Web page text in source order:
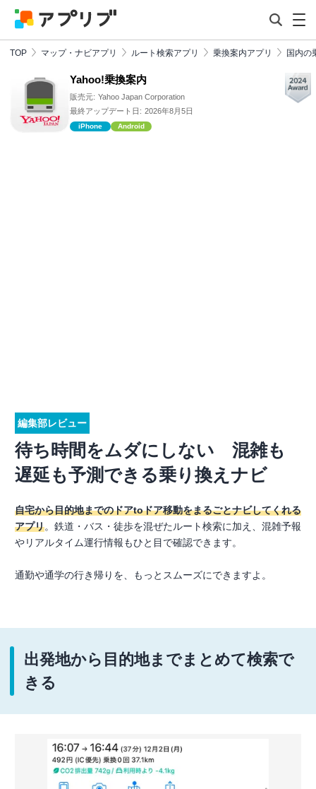
TOP マップ・ナビアプリ ルート検索アプリ 乗換案内アプリ 国内の
Yahoo!乗換案内
販売元: Yahoo Japan Corporation
最終アップデート日: 2026年8月5日
iPhone Android
編集部レビュー
待ち時間をムダにしない 混雑も
遅延も予測できる乗り換えナビ
自宅から目的地までのドアtoドア移動をまるごとナビしてくれる
アプリ。鉄道・バス・徒歩を混ぜたルート検索に加え、混雑予報
やリアルタイム運行情報もひと目で確認できます。
通勤や通学の行き帰りを、もっとスムーズにできますよ。
出発地から目的地までまとめて検索で
きる